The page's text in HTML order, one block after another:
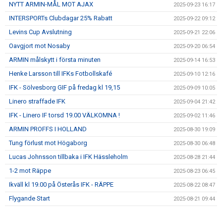
NYTT ARMIN-MÅL MOT AJAX 2025-09-23 16:17
INTERSPORTs Clubdagar 25% Rabatt 2025-09-22 09:12
Levins Cup Avslutning 2025-09-21 22:06
Oavgjort mot Nosaby 2025-09-20 06:54
ARMIN målskytt i första minuten 2025-09-14 16:53
Henke Larsson till IFKs Fotbollskafé 2025-09-10 12:16
IFK - Sölvesborg GIF på fredag kl 19,15 2025-09-09 10:05
Linero straffade IFK 2025-09-04 21:42
IFK - Linero IF torsd 19.00 VÄLKOMNA ! 2025-09-02 11:46
ARMIN PROFFS I HOLLAND 2025-08-30 19:09
Tung förlust mot Högaborg 2025-08-30 06:48
Lucas Johnsson tillbaka i IFK Hässleholm 2025-08-28 21:44
1-2 mot Räppe 2025-08-23 06:45
Ikväll kl 19.00 på Österås IFK - RÄPPE 2025-08-22 08:47
Flygande Start 2025-08-21 09:44